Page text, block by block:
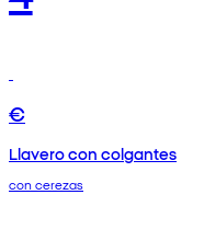
€
Llavero con colgantes
con cerezas